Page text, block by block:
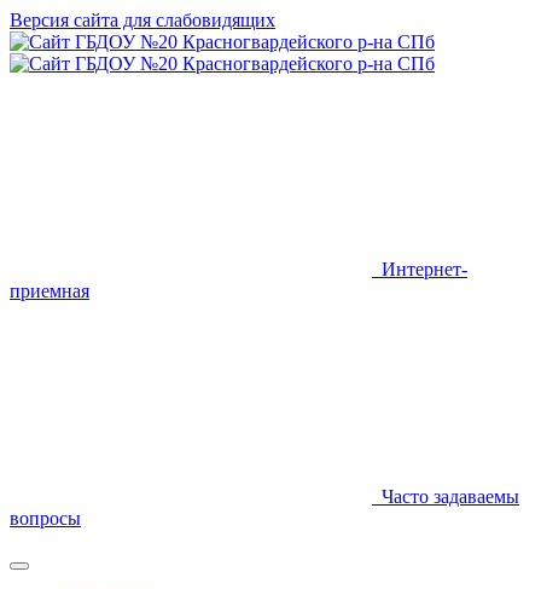
Версия сайта для слабовидящих
Интернет-
приемная
Часто задаваемы
вопросы